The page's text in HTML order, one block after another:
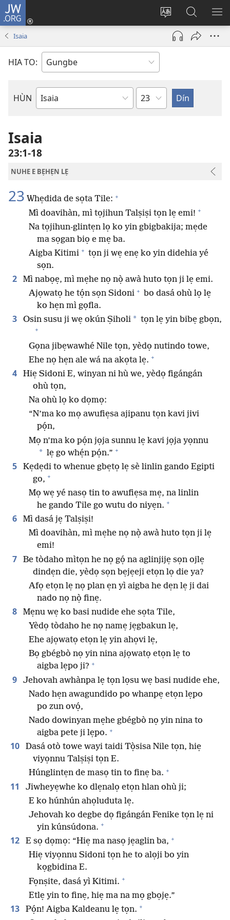
JW.ORG
Diọ
ogbè
nọtẹn
Hùn
Adà
Towe
(opens
new
Dín
to
JW.ORG
Isaia
HIA TO:
HÙN
Bible
Weta
Isaia
23:1-18
NUHE E BẸHẸN LẸ
23 Whẹdida de sọta Tile: +
Mì doavihàn, mì tọjihun Talṣiṣi tọn lẹ emi! +
Na tọjihun-glintẹn lọ ko yin gbigbakija; mẹde
ma sọgan biọ e mẹ ba.
Aigba Kitimi + tọn ji wẹ enẹ ko yin didehia yé
sọn.
2
Mì nabọẹ, mì mẹhe nọ nọ̀ awà huto tọn ji lẹ emi.
Ajọwatọ he tọ́n sọn Sidoni + bo dasá ohù lọ lẹ
ko hẹn mì gọfla.
3 Osin susu ji wẹ okún Ṣiholi * tọn lẹ yin bibẹ gbọn,
+
Gọna jibẹwawhé Nile tọn, yèdọ nutindo towe,
Ehe nọ hẹn ale wá na akọta lẹ. +
4
Hiẹ Sidoni E, winyan ni hù we, yèdọ figángán
ohù tọn,
Na ohù lọ ko dọmọ:
“N’ma ko mọ awufiẹsa ajipanu tọn kavi jivi
pọ́n,
Mọ n’ma ko pọ́n jọja sunnu lẹ kavi jọja yọnnu
* lẹ go whẹ́n pọ́n.” +
5
Kẹdẹdi to whenue gbẹtọ lẹ sè linlin gando Egipti
go, +
Mọ wẹ yé nasọ tin to awufiẹsa mẹ, na linlin
he gando Tile go wutu do niyẹn. +
6
Mì dasá jẹ Talṣiṣi!
Mì doavihàn, mì mẹhe nọ nọ̀ awà huto tọn ji lẹ
emi!
7
Be tòdaho mìtọn he nọ gọ́ na aglinjijẹ sọn ojlẹ
dindẹn die, yèdọ sọn bẹjẹeji etọn lọ die ya?
Afọ etọn lẹ nọ plan ẹn yì aigba he dẹn lẹ ji dai
nado nọ nọ̀ finẹ.
8
Mẹnu wẹ ko basi nudide ehe sọta Tile,
Yèdọ tòdaho he nọ namẹ jẹgbakun lẹ,
Ehe ajọwatọ etọn lẹ yin ahọvi lẹ,
Bọ gbégbò nọ yin nina ajọwatọ etọn lẹ to
aigba lẹpo ji? +
9
Jehovah awhànpa lẹ tọn lọsu wẹ basi nudide ehe,
Nado hẹn awagundido po whanpẹ etọn lẹpo
po zun ovọ́,
Nado dowinyan mẹhe gbégbò nọ yin nina to
aigba pete ji lẹpo. +
10
Dasá otò towe wayi taidi Tọ̀sisa Nile tọn, hiẹ
viyọnnu Talṣiṣi tọn E.
Húnglintẹn de masọ tin to finẹ ba. +
11
Jiwheyẹwhe ko dlẹnalọ etọn hlan ohù ji;
E ko húnhún ahọluduta lẹ.
Jehovah ko degbe dọ figángán Fenike tọn lẹ ni
yin kúnsúdona. +
12 E sọ dọmọ: “Hiẹ ma nasọ jẹaglin ba, +
Hiẹ viyọnnu Sidoni tọn he to alọji bo yin
kọgbidina E.
Fọnṣite, dasá yì Kitimi. +
Etlẹ yin to finẹ, hiẹ ma na mọ gbọjẹ.”
13 Pọ́n! Aigba Kaldeanu lẹ tọn. +